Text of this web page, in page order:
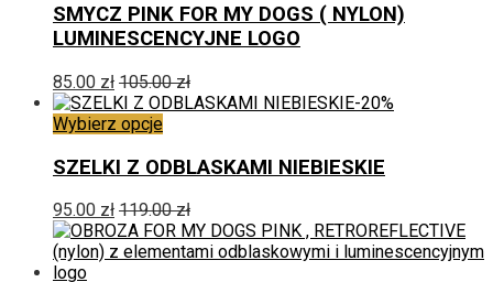
ma
wiele
wariantów.
Opcje
można
wybrać
na
stronie
produktu
SMYCZ PINK FOR MY DOGS ( NYLON)
LUMINESCENCYJNE LOGO
85.00 zł 105.00zł
-20%
Wybierz opcjeTen
ma
wariantów.
Opcje
można
SZELKI Z ODBLASKAMI NIEBIESKIE
95.00 zł 119.00zł